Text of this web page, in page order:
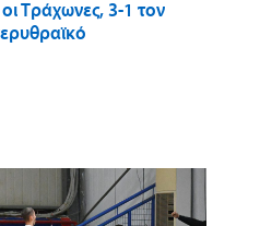
Τράχωνες, 3-1 τον